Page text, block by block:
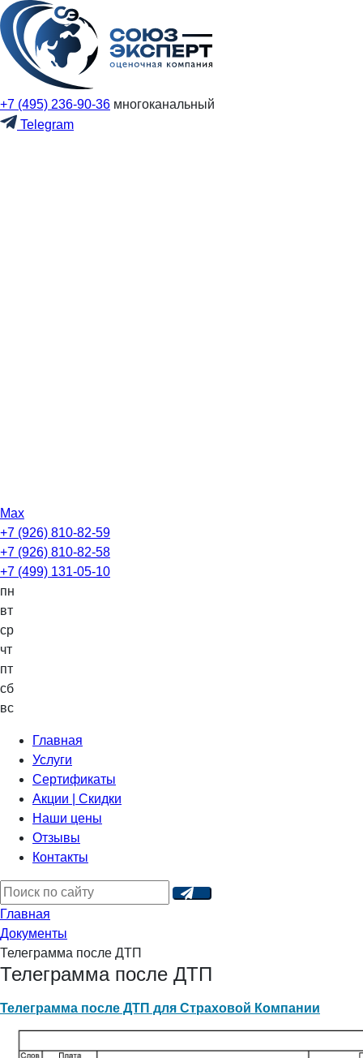
+7 (495) 236-90-36 многоканальный
Telegram
Max
+7 (926) 810-82-59
+7 (926) 810-82-58
+7 (499) 131-05-10
пн
вт
ср
чт
пт
сб
вс
Главная
Услуги
Сертификаты
Акции | Скидки
Наши цены
Отзывы
Контакты
Главная
Документы
Телеграмма после ДТП
Телеграмма после ДТП
Телеграмма после ДТП для Страховой Компании